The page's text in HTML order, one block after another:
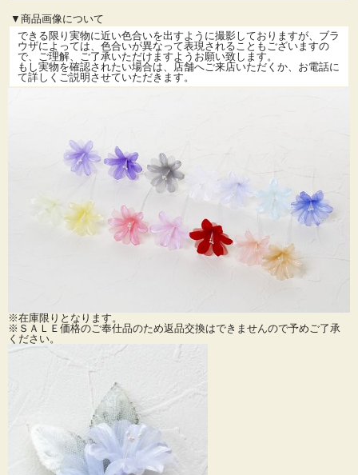
▼商品画像について
できる限り実物に近い色合いを出すように撮影しておりますが、ブラ
ウザによっては、色合いが異なって表現されることもございますの
で、ご理解、ご了承いただけますようお願い致します。
もし実物を確認されたい場合は、店舗へご来店いただくか、お電話に
て詳しくご説明させていただきます。
※在庫限りとなります。
※ＳＡＬＥ価格のご奉仕品のため返品交換はできませんので予めご了承
ください。